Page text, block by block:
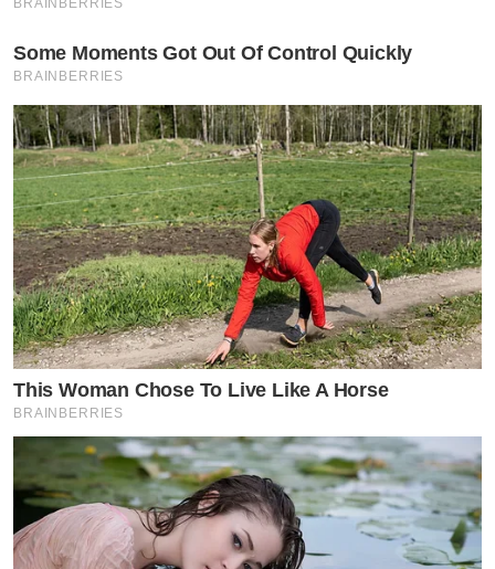
BRAINBERRIES
Some Moments Got Out Of Control Quickly
BRAINBERRIES
This Woman Chose To Live Like A Horse
BRAINBERRIES